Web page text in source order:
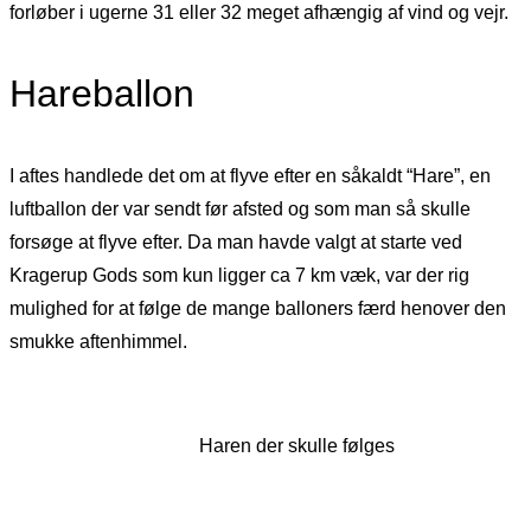
forløber i ugerne 31 eller 32 meget afhængig af vind og vejr.
Hareballon
I aftes handlede det om at flyve efter en såkaldt “Hare”, en
luftballon der var sendt før afsted og som man så skulle
forsøge at flyve efter. Da man havde valgt at starte ved
Kragerup Gods som kun ligger ca 7 km væk, var der rig
mulighed for at følge de mange balloners færd henover den
smukke aftenhimmel.
Haren der skulle følges